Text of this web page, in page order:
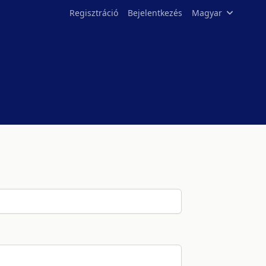
Regisztráció Bejelentkezés Magyar